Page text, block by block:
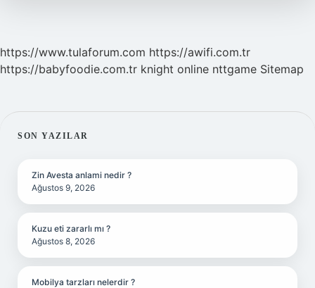
https://www.tulaforum.com https://awifi.com.tr
https://babyfoodie.com.tr knight online nttgame Sitemap
SIDEBAR
SON YAZILAR
Zin Avesta anlami nedir ?
Ağustos 9, 2026
Kuzu eti zararlı mı ?
Ağustos 8, 2026
Mobilya tarzları nelerdir ?